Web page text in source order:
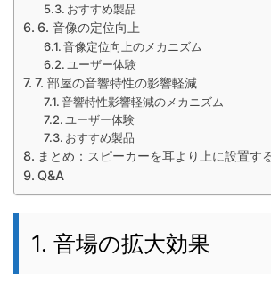
おすすめ製品
6. 音像の定位向上
音像定位向上のメカニズム
ユーザー体験
7. 部屋の音響特性の影響軽減
音響特性影響軽減のメカニズム
ユーザー体験
おすすめ製品
まとめ：スピーカーを耳より上に設置す
Q&A
1. 音場の拡大効果